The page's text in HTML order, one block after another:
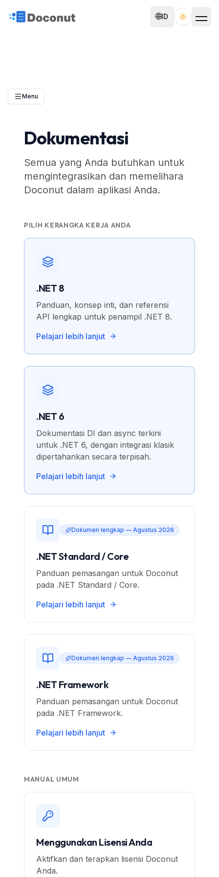
🌐ID Toggle
Menu
Dokumentasi
Semua yang Anda butuhkan untuk
mengintegrasikan dan memelihara
Doconut dalam aplikasi Anda.
PILIH KERANGKA KERJA ANDA
.NET 8
Panduan, konsep inti, dan referensi
API lengkap untuk penampil .NET 8.
Pelajari lebih lanjut
.NET 6
Dokumentasi DI dan async terkini
untuk .NET 6, dengan integrasi klasik
dipertahankan secara terpisah.
Pelajari lebih lanjut
Dokumen lengkap — Agustus 2026
.NET Standard / Core
Panduan pemasangan untuk Doconut
pada .NET Standard / Core.
Pelajari lebih lanjut
Dokumen lengkap — Agustus 2026
.NET Framework
Panduan pemasangan untuk Doconut
pada .NET Framework.
Pelajari lebih lanjut
MANUAL UMUM
Menggunakan Lisensi Anda
Aktifkan dan terapkan lisensi Doconut
Anda.